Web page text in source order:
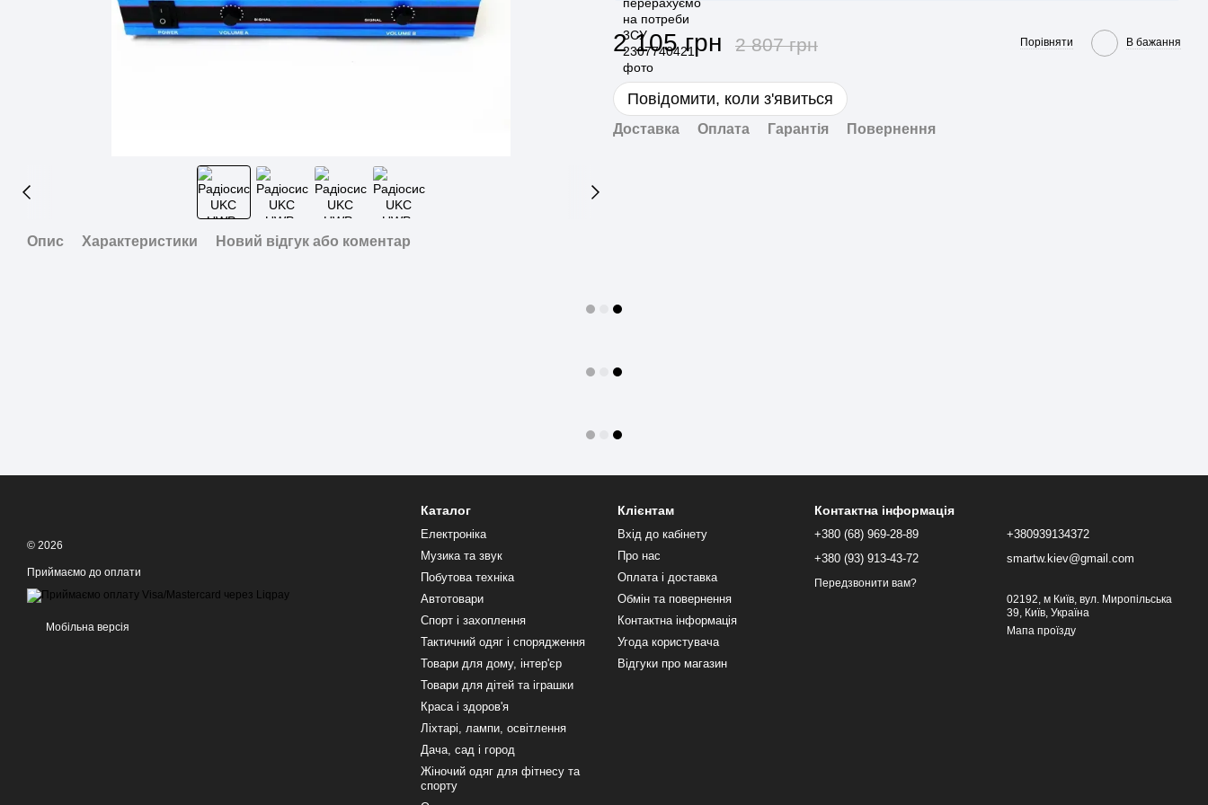
2 105 грн 2 807 грн Порівняти В бажання
Повідомити, коли з'явиться
Доставка Оплата Гарантія Повернення
Опис Характеристики Новий відгук або коментар
© 2026
Приймаємо до оплати
Мобільна версія
Каталог
Електроніка
Музика та звук
Побутова техніка
Автотовари
Спорт і захоплення
Тактичний одяг і спорядження
Товари для дому, інтер'єр
Товари для дітей та іграшки
Краса і здоров'я
Ліхтарі, лампи, освітлення
Дача, сад і город
Жіночий одяг для фітнесу та
спорту
Клієнтам
Вхід до кабінету
Про нас
Оплата і доставка
Обмін та повернення
Контактна інформація
Угода користувача
Відгуки про магазин
Контактна інформація
+380 (68) 969-28-89
+380 (93) 913-43-72
Передзвонити вам?
+380939134372
smartw.kiev@gmail.com
02192, м Київ, вул. Миропільська
39, Київ, Україна
Мапа проїзду